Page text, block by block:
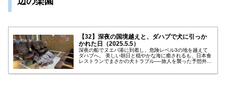
【32】深夜の国境越えと、ダハブで犬に引っか
かれた日（2025.5.5）
深夜の船でヌエバ港に到着し、危険レベル3の地を越えて
ダハブへ。 美しい朝日と穏やかな海に癒されるも、日本食
レストランでまさかの犬トラブル──旅人を襲った予想外の